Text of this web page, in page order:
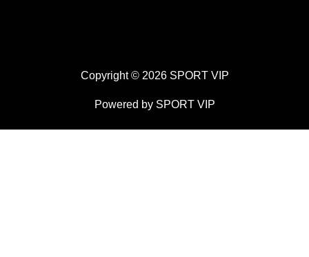
Copyright © 2026 SPORT VIP
Powered by SPORT VIP